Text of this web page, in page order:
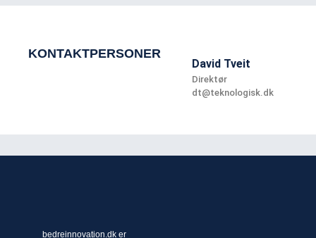
KONTAKTPERSONER
David Tveit
Direktør
dt@teknologisk.dk
bedreinnovation.dk er